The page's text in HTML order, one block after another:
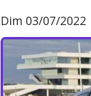
Dim 03/07/